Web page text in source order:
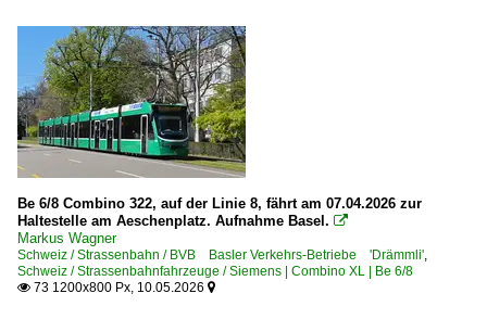
Be 6/8 Combino 322, auf der Linie 8, fährt am 07.04.2026 zur
Haltestelle am Aeschenplatz. Aufnahme Basel. 
Markus Wagner
Schweiz / Strassenbahn / BVB Basler Verkehrs-Betriebe 'Drämmli',
Schweiz / Strassenbahnfahrzeuge / Siemens | Combino XL | Be 6/8
 73 1200x800 Px, 10.05.2026 